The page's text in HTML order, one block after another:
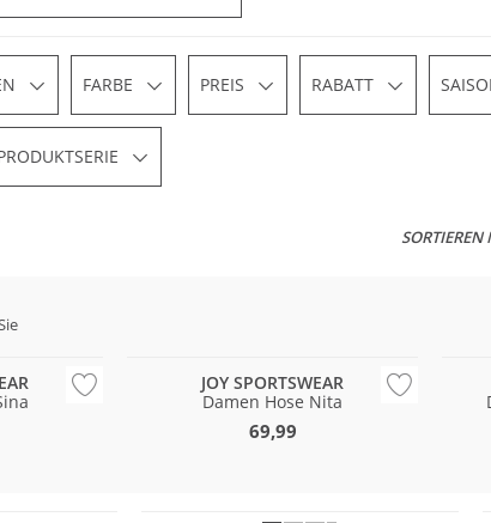
FARBE PREIS RABATT
SORTIEREN
JOY SPORTSWEAR
Damen Hose Nita
69,99